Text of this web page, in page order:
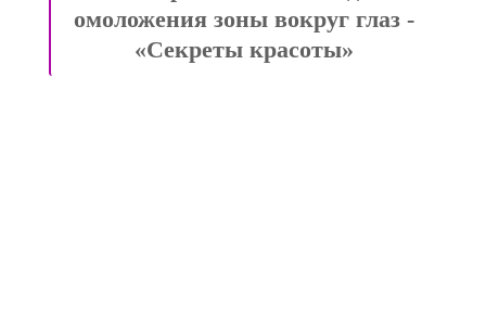
после родов, без вреда (в бедрах,
в талии, в руках и плечах) -